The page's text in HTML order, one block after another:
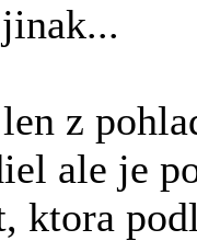
z
ale je
ktora